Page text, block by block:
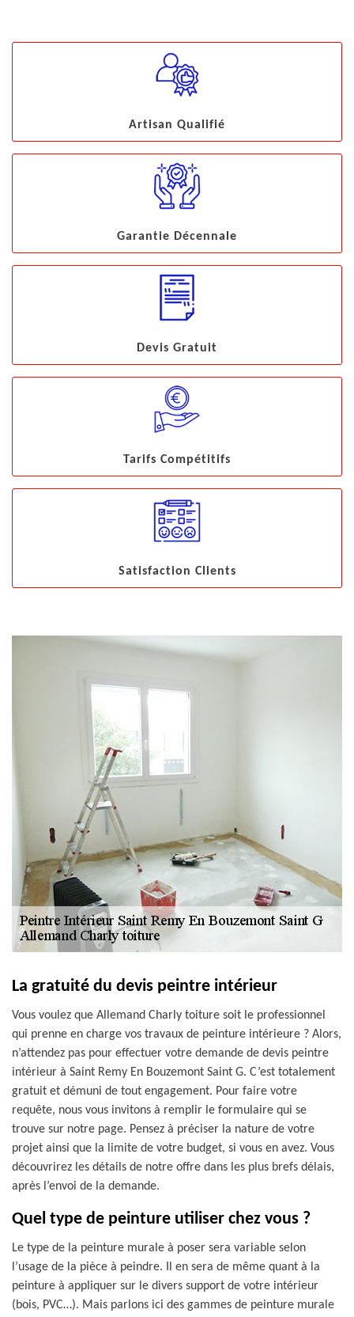
Artisan Qualifié
Garantie Décennale
Devis Gratuit
Tarifs Compétitifs
Satisfaction Clients
La gratuité du devis peintre intérieur
Vous voulez que Allemand Charly toiture soit le professionnel
qui prenne en charge vos travaux de peinture intérieure ? Alors,
n’attendez pas pour effectuer votre demande de devis peintre
intérieur à Saint Remy En Bouzemont Saint G. C’est totalement
gratuit et démuni de tout engagement. Pour faire votre
requête, nous vous invitons à remplir le formulaire qui se
trouve sur notre page. Pensez à préciser la nature de votre
projet ainsi que la limite de votre budget, si vous en avez. Vous
découvrirez les détails de notre offre dans les plus brefs délais,
après l’envoi de la demande.
Quel type de peinture utiliser chez vous ?
Le type de la peinture murale à poser sera variable selon
l’usage de la pièce à peindre. Il en sera de même quant à la
peinture à appliquer sur le divers support de votre intérieur
(bois, PVC…). Mais parlons ici des gammes de peinture murale